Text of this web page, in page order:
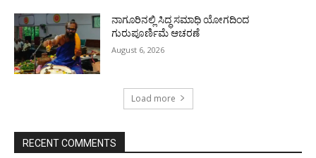
ನಾಗೂರಿನಲ್ಲಿ ಸಿದ್ಧ ಸಮಾಧಿ ಯೋಗದಿಂದ
ಗುರುಪೂರ್ಣಿಮೆ ಆಚರಣೆ
August 6, 2026
Load more
RECENT COMMENTS